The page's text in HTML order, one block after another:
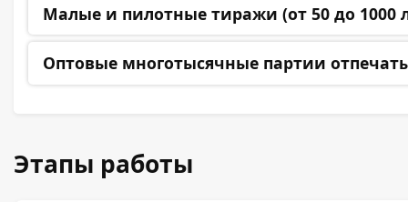
Малые и пилотные тиражи (от 50 до 1000
Оптовые многотысячные партии
Этапы работы